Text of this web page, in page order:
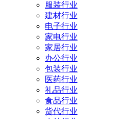
服装行业
建材行业
电子行业
家电行业
家居行业
办公行业
包装行业
医药行业
礼品行业
食品行业
货代行业